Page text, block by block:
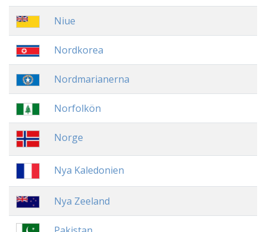
Niue
Nordkorea
Nordmarianerna
Norfolkön
Norge
Nya Kaledonien
Nya Zeeland